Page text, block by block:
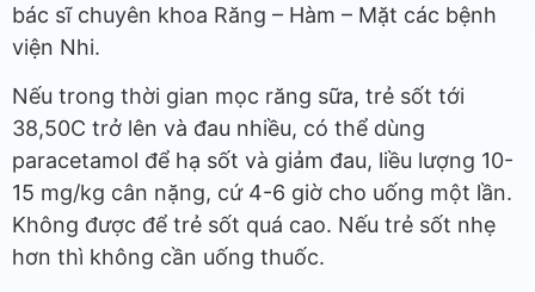
bác sĩ chuyên khoa Răng – Hàm – Mặt các bệnh
viện Nhi.
Nếu trong thời gian mọc răng sữa, trẻ sốt tới
38,50C trở lên và đau nhiều, có thể dùng
paracetamol để hạ sốt và giảm đau, liều lượng 10-
15 mg/kg cân nặng, cứ 4-6 giờ cho uống một lần.
Không được để trẻ sốt quá cao. Nếu trẻ sốt nhẹ
hơn thì không cần uống thuốc.